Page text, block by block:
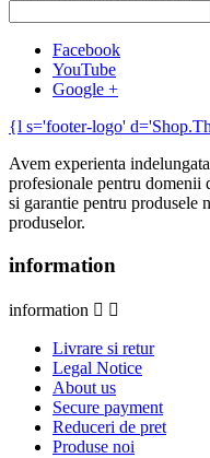
Facebook
YouTube
Google +
{l s='footer-logo'
Avem experienta
profesionale pentru domenii
si garantie pentru produsele
produselor.
information
information  
Livrare si retur
Legal Notice
About us
Secure payment
Reduceri de pret
Produse noi